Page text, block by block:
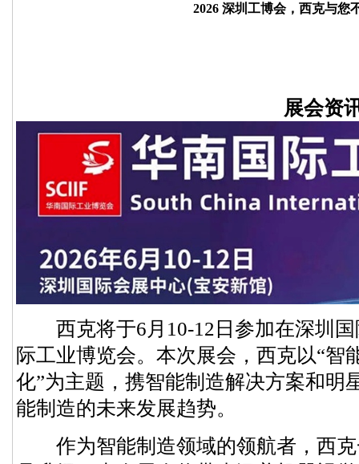
2026 深圳工博会，西克与您
展会资
西克将于6月10-12日参加在深圳国
际工业博览会。本次展会，西克以“智
化”为主题，携智能制造解决方案和明
能制造的未来发展趋势。
作为智能制造领域的领航者，西克